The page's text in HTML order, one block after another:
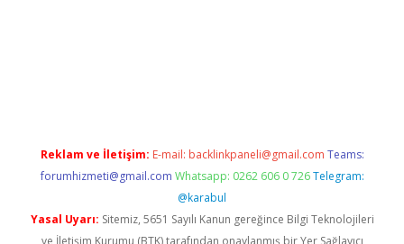
Reklam ve İletişim: E-mail: backlinkpaneli@gmail.com Teams:
forumhizmeti@gmail.com Whatsapp: 0262 606 0 726 Telegram:
@karabul
Yasal Uyarı: Sitemiz, 5651 Sayılı Kanun gereğince Bilgi Teknolojileri
ve İletişim Kurumu (BTK) tarafından onaylanmış bir Yer Sağlayıcı